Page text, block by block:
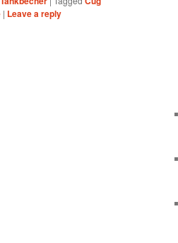
| Leave a reply